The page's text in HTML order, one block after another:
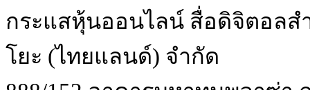
กระแสหุ้นออนไลน์ สื่อดิจิตอล
โยะ (ไทยแลนด์) จำกัด